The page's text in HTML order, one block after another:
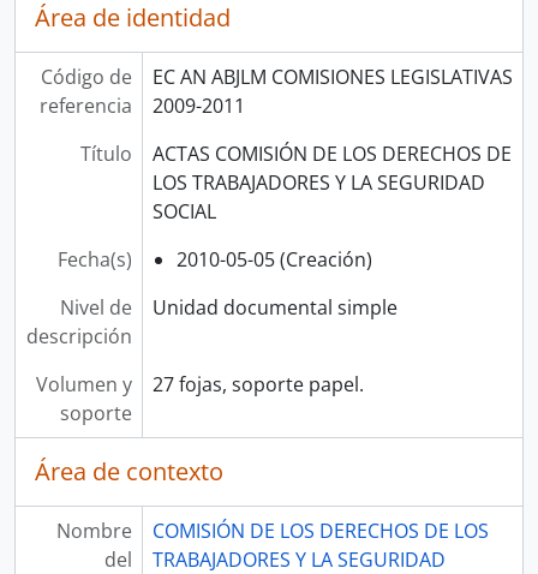
Área de identidad
Código de
referencia
EC AN ABJLM COMISIONES LEGISLATIVAS
2009-2011
Título
ACTAS COMISIÓN DE LOS DERECHOS DE
LOS TRABAJADORES Y LA SEGURIDAD
SOCIAL
Fecha(s)
2010-05-05 (Creación)
Nivel de
descripción
Unidad documental simple
Volumen y
soporte
27 fojas, soporte papel.
Área de contexto
Nombre
del
COMISIÓN DE LOS DERECHOS DE LOS
TRABAJADORES Y LA SEGURIDAD